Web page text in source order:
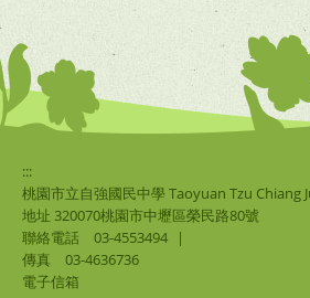
:::
桃園市立自強國民中學 Taoyuan Tzu Chiang
地址 320070桃園市中壢區榮民路80號
聯絡電話
03-4553494
|
傳真
03-4636736
電子信箱